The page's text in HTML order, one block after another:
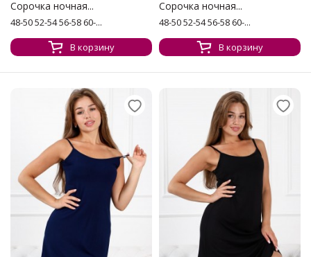
Сорочка ночная...
48-50 52-54 56-58 60-...
В корзину
Сорочка ночная...
48-50 52-54 56-58 60-...
В корзину